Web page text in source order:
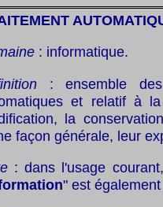
: informatique.
: ensemble
et relatif à
la
façon générale, leur
: dans l'usage
" est